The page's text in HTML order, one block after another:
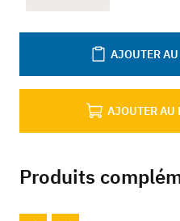
AJOUTER AU
AJOUTER
Produits